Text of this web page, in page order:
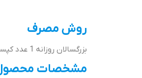
روش مصرف
بزرگسالان روزانه 1 عدد کپسول با آب کافی و همراه با غذا میل شود.
مشخصات